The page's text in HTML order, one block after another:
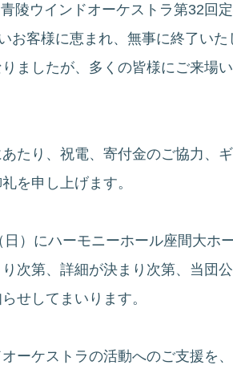
陵ウインドオーケストラ第32回
お客様に恵まれ、無事に終了いた
ましたが、多くの皆様にご来場
たり、祝電、寄付金のご協力、
を申し上げます。
）にハーモニーホール座間大ホ
次第、詳細が決まり次第、当団
せしてまいります。
ーケストラの活動へのご支援を